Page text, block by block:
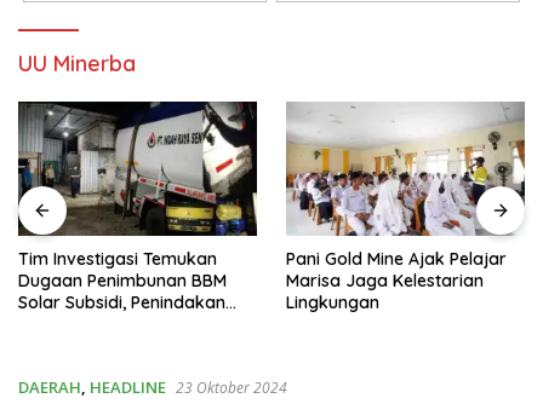
UU Minerba
Tim Investigasi Temukan
Dugaan Penimbunan BBM
Solar Subsidi, Penindakan
Pani Gold Mine Ajak Pelajar
Marisa Jaga Kelestarian
Lingkungan
DAERAH, HEADLINE 23 Oktober 2024